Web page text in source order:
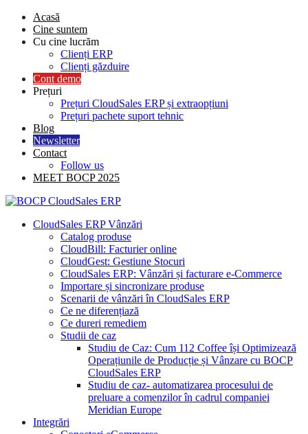
Skip
content
Acasă
Cine suntem
Cu cine lucrăm
Clienți ERP
Clienți găzduire
Cont demo
Prețuri
Prețuri CloudSales ERP și extraopțiuni
Prețuri pachete suport tehnic
Blog
Newsletter
Contact
Follow us
MEET BOCP 2025
CloudSales ERP Vânzări
Catalog produse
CloudBill: Facturier online
CloudGest: Gestiune Stocuri
CloudSales ERP: Vânzări și facturare e-Commerce
Importare și sincronizare produse
Scenarii de vânzări în CloudSales ERP
Ce ne diferențiază
Ce dureri remediem
Studii de caz
Studiu de Caz: Cum 112 Coffee își Optimizează
Operațiunile de Producție și Vânzare cu BOCP
CloudSales ERP
Studiu de caz- automatizarea procesului de
preluare a comenzilor în cadrul companiei
Meridian Europe
Integrări